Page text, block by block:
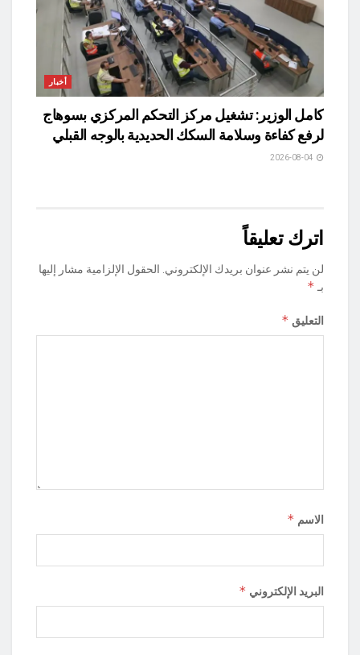
أخبار
كامل الوزير: تشغيل مركز التحكم المركزي بسوهاج
لرفع كفاءة وسلامة السكك الحديدية بالوجه القبلي
اترك تعليقاً
لن يتم نشر عنوان بريدك الإلكتروني. الحقول الإلزامية مشار إليها
بـ *
التعليق *
الاسم *
البريد الإلكتروني *